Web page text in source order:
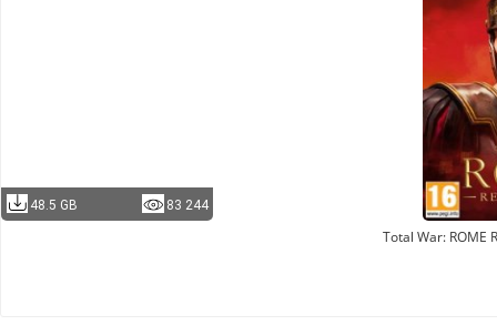
48.5 GB 83 244
Total War: ROME